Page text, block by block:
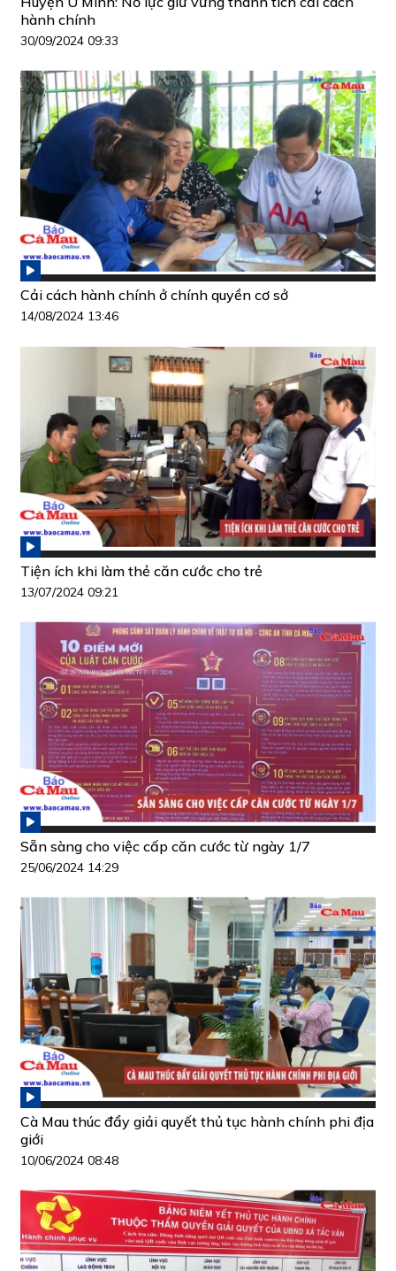
hành chính
30/09/2024 09:33
Cải cách hành chính ở chính quyền cơ sở
14/08/2024 13:46
Tiện ích khi làm thẻ căn cước cho trẻ
13/07/2024 09:21
Sẵn sàng cho việc cấp căn cước từ ngày 1/7
25/06/2024 14:29
Cà Mau thúc đẩy giải quyết thủ tục hành chính phi địa
giới
10/06/2024 08:48